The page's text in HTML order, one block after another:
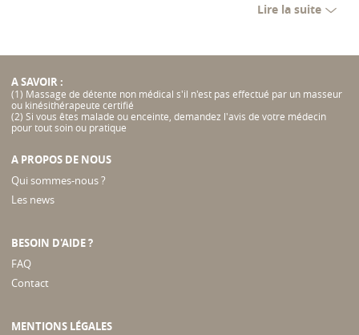
Lire la suite
A SAVOIR :
(1) Massage de détente non médical s'il n'est pas effectué par un masseur
ou kinésithérapeute certifié
(2) Si vous êtes malade ou enceinte, demandez l'avis de votre médecin
pour tout soin ou pratique
A PROPOS DE NOUS
Qui sommes-nous ?
Les news
BESOIN D'AIDE ?
FAQ
Contact
MENTIONS LÉGALES